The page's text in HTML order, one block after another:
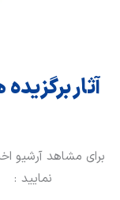
آثار
برای مشاهد آرشیو
نمایید :